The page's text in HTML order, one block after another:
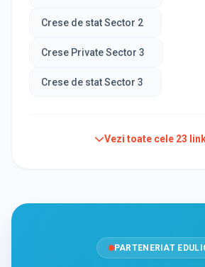
Crese de stat Sector 2
Crese Private Sector 3
Crese de stat Sector 3
Vezi toate cele 23
PARTENERIAT